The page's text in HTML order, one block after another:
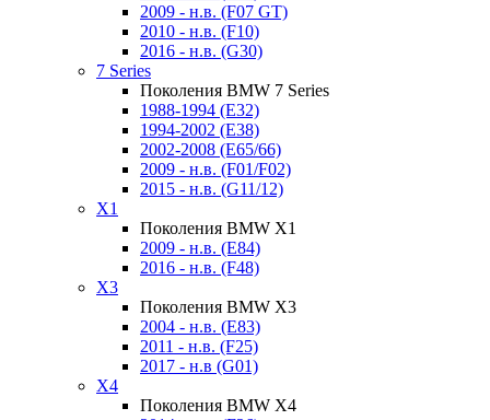
2009 - н.в. (F07 GT)
2010 - н.в. (F10)
2016 - н.в. (G30)
7 Series
Поколения BMW 7 Series
1988-1994 (E32)
1994-2002 (E38)
2002-2008 (E65/66)
2009 - н.в. (F01/F02)
2015 - н.в. (G11/12)
X1
Поколения BMW X1
2009 - н.в. (E84)
2016 - н.в. (F48)
X3
Поколения BMW X3
2004 - н.в. (E83)
2011 - н.в. (F25)
2017 - н.в (G01)
X4
Поколения BMW X4